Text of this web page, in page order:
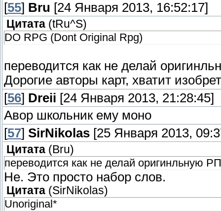
[55] Bru [24 Января 2013, 16:52:17]
Цитата (tRu^S)
DO RPG (Dont Original Rpg)
переводится как не делай
Дорогие авторы карт, хватит
[56] Dreii [24 Января 2013, 21:28:45]
Авор школьник ему моно
[57] SirNikolas [25 Января 2013,
Цитата ( Bru)
переводится как не делай оригинльную
Не. Это просто набор слов.
Цитата (SirNikolas)
Unoriginal*